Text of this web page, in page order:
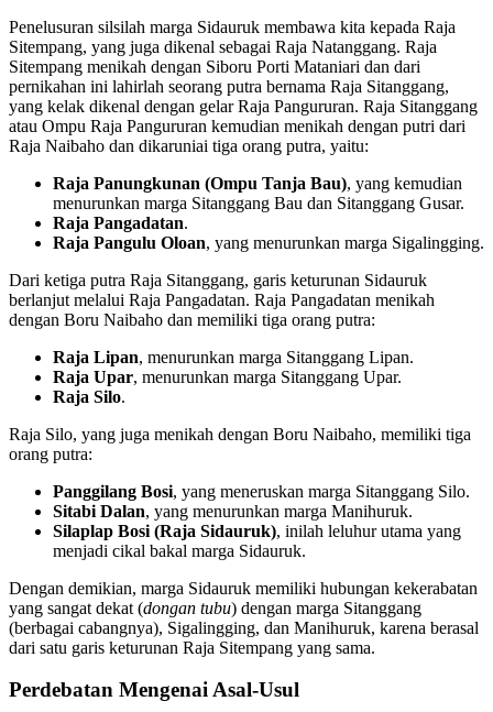
Penelusuran silsilah marga Sidauruk membawa kita kepada Raja
Sitempang, yang juga dikenal sebagai Raja Natanggang. Raja
Sitempang menikah dengan Siboru Porti Mataniari dan dari
pernikahan ini lahirlah seorang putra bernama Raja Sitanggang,
yang kelak dikenal dengan gelar Raja Pangururan. Raja Sitanggang
atau Ompu Raja Pangururan kemudian menikah dengan putri dari
Raja Naibaho dan dikaruniai tiga orang putra, yaitu:
Raja Panungkunan (Ompu Tanja Bau), yang kemudian
menurunkan marga Sitanggang Bau dan Sitanggang Gusar.
Raja Pangadatan.
Raja Pangulu Oloan, yang menurunkan marga Sigalingging.
Dari ketiga putra Raja Sitanggang, garis keturunan Sidauruk
berlanjut melalui Raja Pangadatan. Raja Pangadatan menikah
dengan Boru Naibaho dan memiliki tiga orang putra:
Raja Lipan, menurunkan marga Sitanggang Lipan.
Raja Upar, menurunkan marga Sitanggang Upar.
Raja Silo.
Raja Silo, yang juga menikah dengan Boru Naibaho, memiliki tiga
orang putra:
Panggilang Bosi, yang meneruskan marga Sitanggang Silo.
Sitabi Dalan, yang menurunkan marga Manihuruk.
Silaplap Bosi (Raja Sidauruk), inilah leluhur utama yang
menjadi cikal bakal marga Sidauruk.
Dengan demikian, marga Sidauruk memiliki hubungan kekerabatan
yang sangat dekat (dongan tubu) dengan marga Sitanggang
(berbagai cabangnya), Sigalingging, dan Manihuruk, karena berasal
dari satu garis keturunan Raja Sitempang yang sama.
Perdebatan Mengenai Asal-Usul